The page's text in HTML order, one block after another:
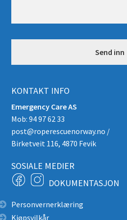
*
KONTAKT INFO
Emergency Care AS
Mob: 94 97 62 33
post@roperescuenorway.no /
Birketveit 116, 4870 Fevik
SOSIALE MEDIER
DOKUMENTASJON
Personvernerklæring
Kjøpsvilkår